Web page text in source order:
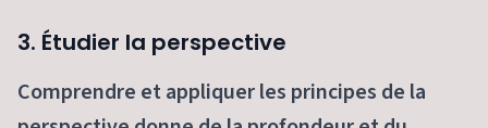
3. Étudier la perspective
Comprendre et appliquer les principes de la